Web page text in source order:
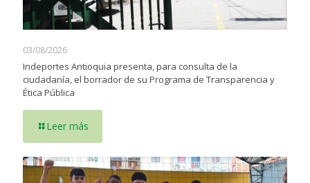
03/08/2026
Indeportes Antioquia presenta, para consulta de la
ciudadanía, el borrador de su Programa de Transparencia y
Ética Pública
Leer más